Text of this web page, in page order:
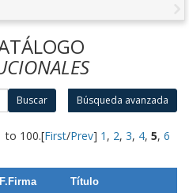
Buscar Búsqueda avanzada
to 100.[First/Prev] 1 , 2, 3, 4, 5, 6
F.Firma Título